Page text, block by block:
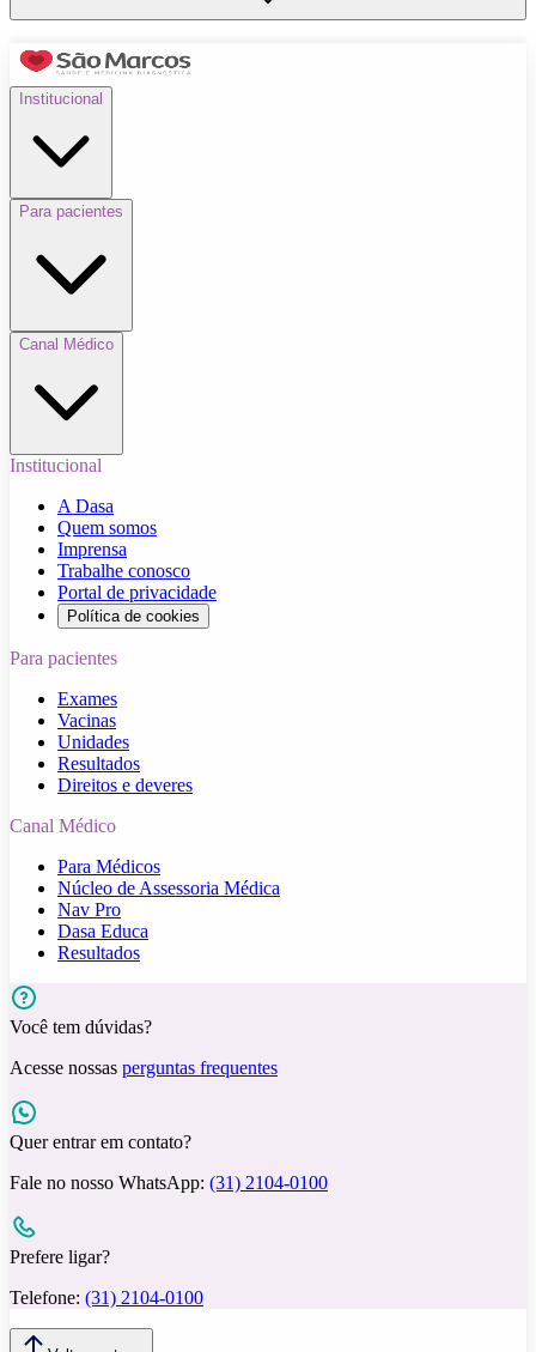
Institucional
Para pacientes
Canal Médico
Institucional
A Dasa
Quem somos
Imprensa
Trabalhe conosco
Portal de privacidade
Política de cookies
Para pacientes
Exames
Vacinas
Unidades
Resultados
Direitos e deveres
Canal Médico
Para Médicos
Núcleo de Assessoria Médica
Nav Pro
Dasa Educa
Resultados
Você tem dúvidas?
Acesse nossas perguntas frequentes
Quer entrar em contato?
Fale no nosso WhatsApp: (31) 2104-0100
Prefere ligar?
Telefone: (31) 2104-0100